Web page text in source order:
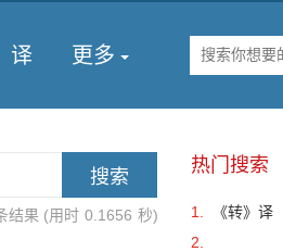
译 更多
结果 (用时 0.1656 秒)
热门搜索
1.
《转》译
2.